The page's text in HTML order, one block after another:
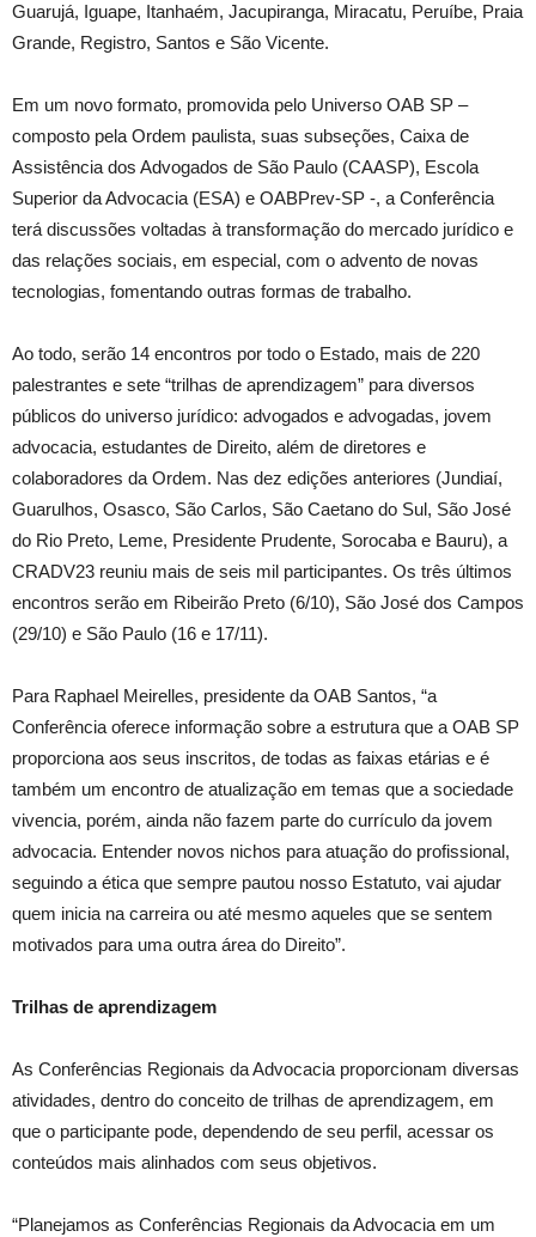
Guarujá, Iguape, Itanhaém, Jacupiranga, Miracatu, Peruíbe, Praia
Grande, Registro, Santos e São Vicente.
Em um novo formato, promovida pelo Universo OAB SP –
composto pela Ordem paulista, suas subseções, Caixa de
Assistência dos Advogados de São Paulo (CAASP), Escola
Superior da Advocacia (ESA) e OABPrev-SP -, a Conferência
terá discussões voltadas à transformação do mercado jurídico e
das relações sociais, em especial, com o advento de novas
tecnologias, fomentando outras formas de trabalho.
Ao todo, serão 14 encontros por todo o Estado, mais de 220
palestrantes e sete “trilhas de aprendizagem” para diversos
públicos do universo jurídico: advogados e advogadas, jovem
advocacia, estudantes de Direito, além de diretores e
colaboradores da Ordem. Nas dez edições anteriores (Jundiaí,
Guarulhos, Osasco, São Carlos, São Caetano do Sul, São José
do Rio Preto, Leme, Presidente Prudente, Sorocaba e Bauru), a
CRADV23 reuniu mais de seis mil participantes. Os três últimos
encontros serão em Ribeirão Preto (6/10), São José dos Campos
(29/10) e São Paulo (16 e 17/11).
Para Raphael Meirelles, presidente da OAB Santos, “a
Conferência oferece informação sobre a estrutura que a OAB SP
proporciona aos seus inscritos, de todas as faixas etárias e é
também um encontro de atualização em temas que a sociedade
vivencia, porém, ainda não fazem parte do currículo da jovem
advocacia. Entender novos nichos para atuação do profissional,
seguindo a ética que sempre pautou nosso Estatuto, vai ajudar
quem inicia na carreira ou até mesmo aqueles que se sentem
motivados para uma outra área do Direito”.
Trilhas de aprendizagem
As Conferências Regionais da Advocacia proporcionam diversas
atividades, dentro do conceito de trilhas de aprendizagem, em
que o participante pode, dependendo de seu perfil, acessar os
conteúdos mais alinhados com seus objetivos.
“Planejamos as Conferências Regionais da Advocacia em um